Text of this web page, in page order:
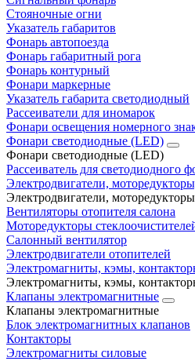
Стояночные огни
Указатель габаритов
Фонарь автопоезда
Фонарь габаритный рога
Фонарь контурный
Фонари маркерные
Указатель габарита светодиодный
Рассеиватели для иномарок
Фонари освещения номерного
Фонари светодиодные (LED)
Фонари светодиодные (LED)
Рассеиватель для светодиодного
Электродвигатели,
Электродвигатели,
Вентиляторы отопителя салона
Моторедукторы
Салонный вентилятор
Электродвигатели отопителей
Электромагниты, кэмы,
Электромагниты, кэмы,
Клапаны электромагнитные
Клапаны электромагнитные
Блок электромагнитных клапанов
Контакторы
Электромагниты силовые